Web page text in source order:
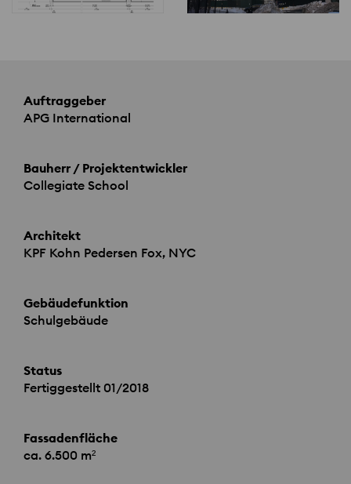
Auftraggeber
APG International
Bauherr / Projektentwickler
Collegiate School
Architekt
KPF Kohn Pedersen Fox, NYC
Gebäudefunktion
Schulgebäude
Status
Fertiggestellt 01/2018
Fassadenfläche
ca. 6.500 m²